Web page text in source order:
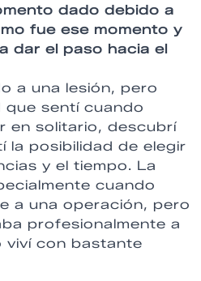
dado debido a
fue ese momento y
dar el paso hacia el
a una lesión, pero
que sentí cuando
en solitario, descubrí
la posibilidad de elegir
y el tiempo. La
cuando
a una operación, pero
profesionalmente a
viví con bastante